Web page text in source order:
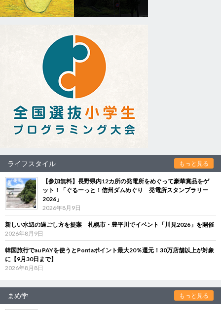
ライフスタイル もっと見る
【参加無料】長野県内12カ所の発電所をめぐって豪華賞品をゲ
ット！「ぐるーっと！信州ダムめぐり 発電所スタンプラリー
2026」
2026年8月9日
新しい水辺の過ごし方を提案 札幌市・豊平川でイベント「川見2026」を開催
2026年8月9日
韓国旅行でau PAYを使うとPontaポイント最大20％還元！30万店舗以上が対象
に【9月30日まで】
2026年8月8日
まめ学 もっと見る